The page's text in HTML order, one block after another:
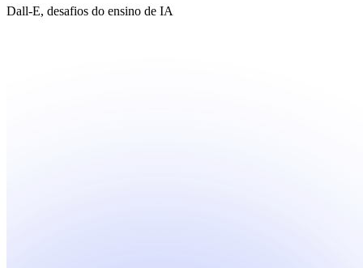
Dall-E, desafios do ensino de IA